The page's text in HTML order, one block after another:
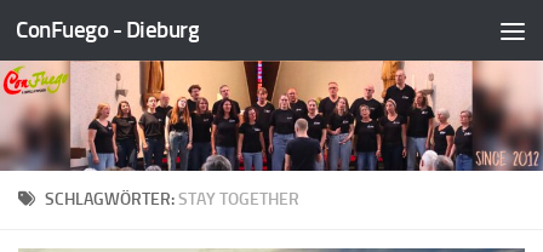
Zum Inhalt springen
ConFuego - Dieburg
SCHLAGWÖRTER:STAY TOGETHER